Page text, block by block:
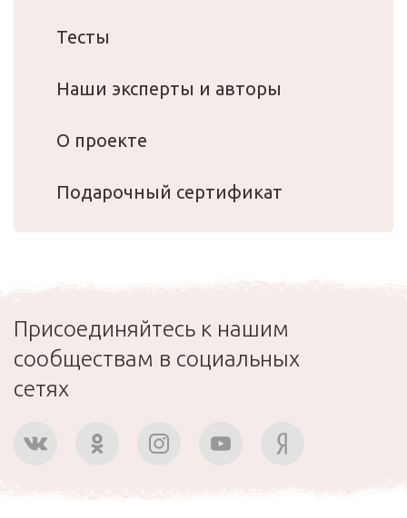
Тесты
Наши эксперты и авторы
О проекте
Подарочный сертификат
Присоединяйтесь к нашим
сообществам в социальных
сетях